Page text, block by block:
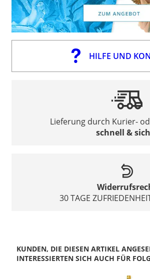
HILFE UND
Lieferung durch Kurier-
schnell &
30 TAGE
KUNDEN, DIE DIESEN ARTIKEL
INTERESSIERTEN SICH AUCH FÜR